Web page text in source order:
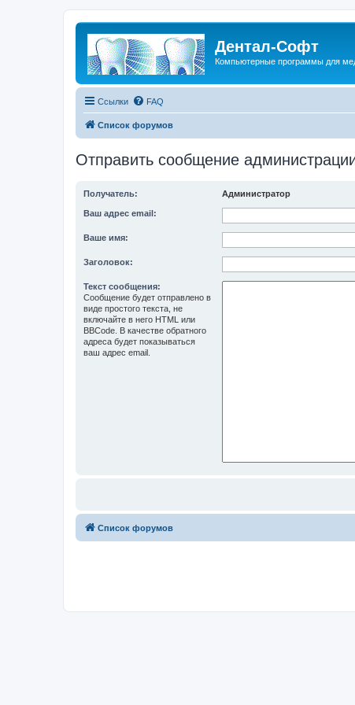
Дентал-Софт
Компьютерные программы для
Ссылки FAQ
Список форумов
Отправить сообщение
Получатель: Администратор
Ваш адрес email:
Ваше имя:
Заголовок:
Текст сообщения:
Сообщение будет отправлено в
виде простого текста, не
включайте в него HTML или
BBCode. В качестве обратного
адреса будет показываться
ваш адрес email.
Список форумов